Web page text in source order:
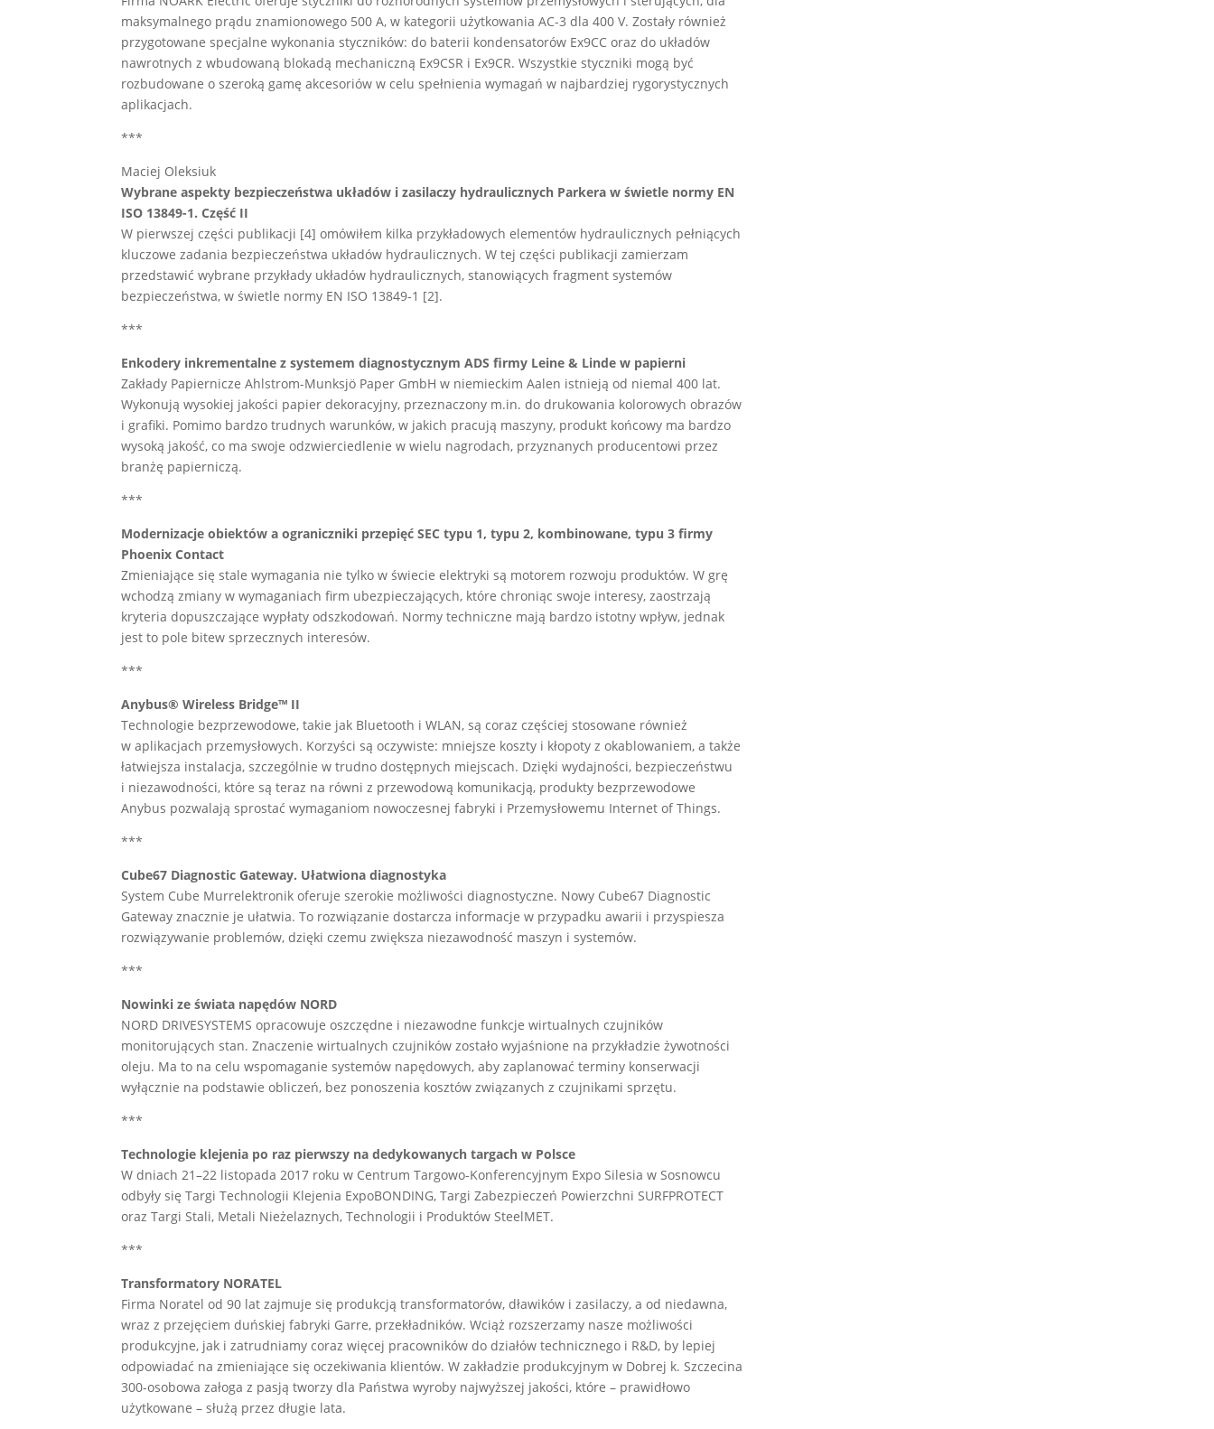
maksymalnego prądu znamionowego 500 A, w kategorii użytkowania AC-3 dla 400 V. Zostały również
przygotowane specjalne wykonania styczników: do baterii kondensatorów Ex9CC oraz do układów
nawrotnych z wbudowaną blokadą mechaniczną Ex9CSR i Ex9CR. Wszystkie styczniki mogą być
rozbudowane o szeroką gamę akcesoriów w celu spełnienia wymagań w najbardziej rygorystycznych
aplikacjach.
***
Maciej Oleksiuk
Wybrane aspekty bezpieczeństwa układów i zasilaczy hydraulicznych Parkera w świetle normy EN
ISO 13849-1. Część II
W pierwszej części publikacji [4] omówiłem kilka przykładowych elementów hydraulicznych pełniących
kluczowe zadania bezpieczeństwa układów hydraulicznych. W tej części publikacji zamierzam
przedstawić wybrane przykłady układów hydraulicznych, stanowiących fragment systemów
bezpieczeństwa, w świetle normy EN ISO 13849-1 [2].
***
Enkodery inkrementalne z systemem diagnostycznym ADS firmy Leine & Linde w papierni
Zakłady Papiernicze Ahlstrom-Munksjö Paper GmbH w niemieckim Aalen istnieją od niemal 400 lat.
Wykonują wysokiej jakości papier dekoracyjny, przeznaczony m.in. do drukowania kolorowych obrazów
i grafiki. Pomimo bardzo trudnych warunków, w jakich pracują maszyny, produkt końcowy ma bardzo
wysoką jakość, co ma swoje odzwierciedlenie w wielu nagrodach, przyznanych producentowi przez
branżę papierniczą.
***
Modernizacje obiektów a ograniczniki przepięć SEC typu 1, typu 2, kombinowane, typu 3 firmy
Phoenix Contact
Zmieniające się stale wymagania nie tylko w świecie elektryki są motorem rozwoju produktów. W grę
wchodzą zmiany w wymaganiach firm ubezpieczających, które chroniąc swoje interesy, zaostrzają
kryteria dopuszczające wypłaty odszkodowań. Normy techniczne mają bardzo istotny wpływ, jednak
jest to pole bitew sprzecznych interesów.
***
Anybus® Wireless Bridge™ II
Technologie bezprzewodowe, takie jak Bluetooth i WLAN, są coraz częściej stosowane również
w aplikacjach przemysłowych. Korzyści są oczywiste: mniejsze koszty i kłopoty z okablowaniem, a także
łatwiejsza instalacja, szczególnie w trudno dostępnych miejscach. Dzięki wydajności, bezpieczeństwu
i niezawodności, które są teraz na równi z przewodową komunikacją, produkty bezprzewodowe
Anybus pozwalają sprostać wymaganiom nowoczesnej fabryki i Przemysłowemu Internet of Things.
***
Cube67 Diagnostic Gateway. Ułatwiona diagnostyka
System Cube Murrelektronik oferuje szerokie możliwości diagnostyczne. Nowy Cube67 Diagnostic
Gateway znacznie je ułatwia. To rozwiązanie dostarcza informacje w przypadku awarii i przyspiesza
rozwiązywanie problemów, dzięki czemu zwiększa niezawodność maszyn i systemów.
***
Nowinki ze świata napędów NORD
NORD DRIVESYSTEMS opracowuje oszczędne i niezawodne funkcje wirtualnych czujników
monitorujących stan. Znaczenie wirtualnych czujników zostało wyjaśnione na przykładzie żywotności
oleju. Ma to na celu wspomaganie systemów napędowych, aby zaplanować terminy konserwacji
wyłącznie na podstawie obliczeń, bez ponoszenia kosztów związanych z czujnikami sprzętu.
***
Technologie klejenia po raz pierwszy na dedykowanych targach w Polsce
W dniach 21–22 listopada 2017 roku w Centrum Targowo-Konferencyjnym Expo Silesia w Sosnowcu
odbyły się Targi Technologii Klejenia ExpoBONDING, Targi Zabezpieczeń Powierzchni SURFPROTECT
oraz Targi Stali, Metali Nieżelaznych, Technologii i Produktów SteelMET.
***
Transformatory NORATEL
Firma Noratel od 90 lat zajmuje się produkcją transformatorów, dławików i zasilaczy, a od niedawna,
wraz z przejęciem duńskiej fabryki Garre, przekładników. Wciąż rozszerzamy nasze możliwości
produkcyjne, jak i zatrudniamy coraz więcej pracowników do działów technicznego i R&D, by lepiej
odpowiadać na zmieniające się oczekiwania klientów. W zakładzie produkcyjnym w Dobrej k. Szczecina
300-osobowa załoga z pasją tworzy dla Państwa wyroby najwyższej jakości, które – prawidłowo
użytkowane – służą przez długie lata.